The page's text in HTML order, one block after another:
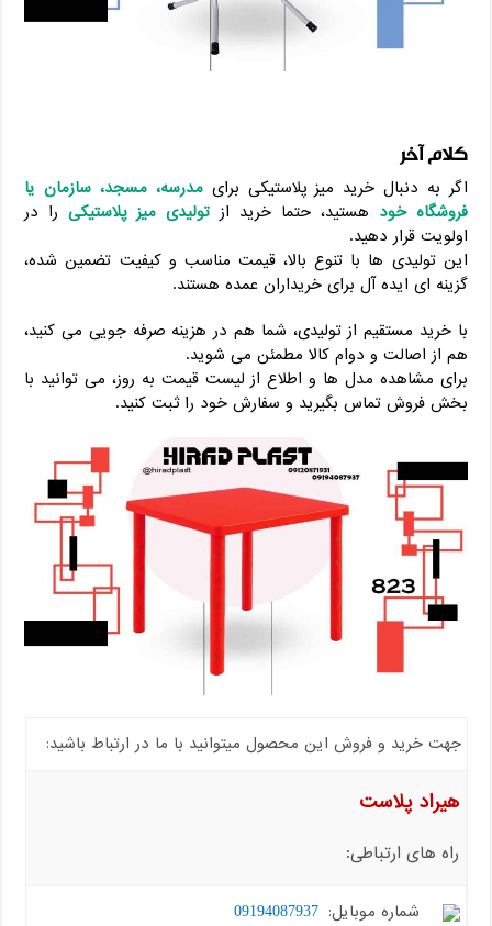
کلام آخر
اگر به ‌دنبال خرید میز پلاستیکی برایمدرسه، مسجد، سازمان یا
فروشگاه خود هستید، حتما خرید از تولیدی میز پلاستیکیرا در
اولویت قرار دهید.
این تولیدی‌ ها با تنوع بالا، قیمت مناسب و کیفیت تضمین ‌شده،
گزینه ‌ای ایده ‌آل برای خریداران عمده هستند.
با خرید مستقیم از تولیدی، شما هم در هزینه صرفه‌ جویی می‌ کنید،
هم از اصالت و دوام کالا مطمئن می‌ شوید.
برای مشاهده مدل ‌ها و اطلاع از لیست قیمت به‌ روز، می ‌توانید با
بخش فروش تماس بگیرید و سفارش خود را ثبت کنید.
جهت خرید و فروش این محصول میتوانید با ما در ارتباط باشید:
هیراد پلاست
راه های ارتباطی:
شماره موبایل: 09194087937